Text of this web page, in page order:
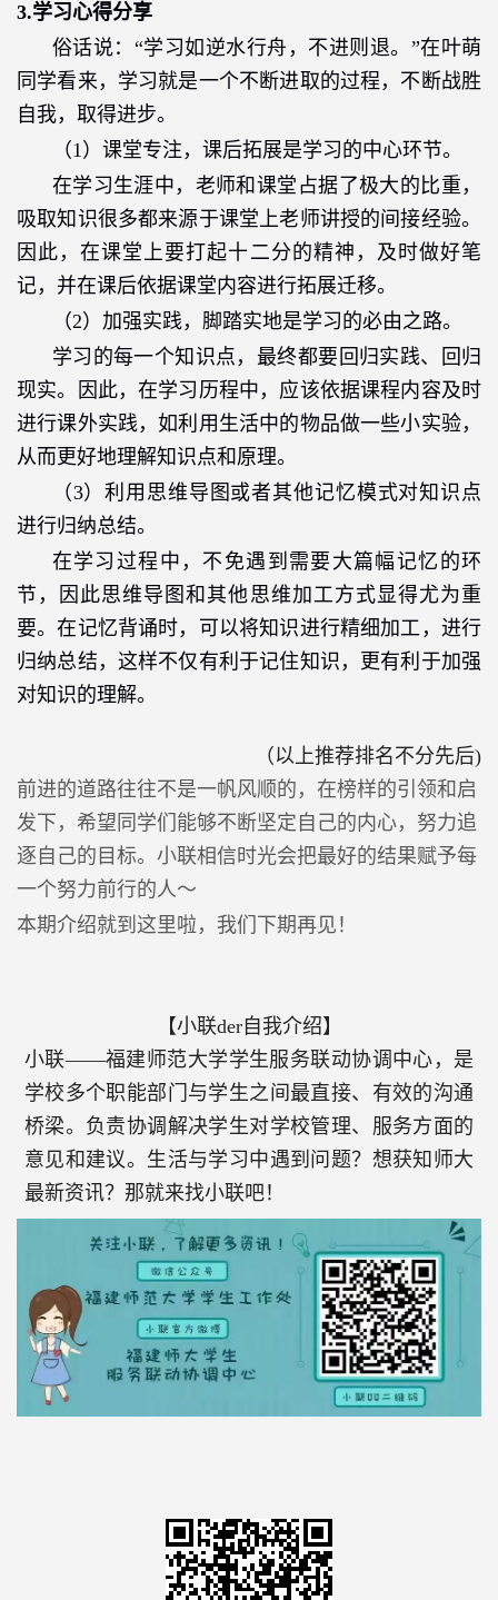
3.学习心得分享
俗话说：“学习如逆水行舟，不进则退。”在叶萌
同学看来，学习就是一个不断进取的过程，不断战胜
自我，取得进步。
（1）课堂专注，课后拓展是学习的中心环节。
在学习生涯中，老师和课堂占据了极大的比重，
吸取知识很多都来源于课堂上老师讲授的间接经验。
因此，在课堂上要打起十二分的精神，及时做好笔
记，并在课后依据课堂内容进行拓展迁移。
（2）加强实践，脚踏实地是学习的必由之路。
学习的每一个知识点，最终都要回归实践、回归
现实。因此，在学习历程中，应该依据课程内容及时
进行课外实践，如利用生活中的物品做一些小实验，
从而更好地理解知识点和原理。
（3）利用思维导图或者其他记忆模式对知识点
进行归纳总结。
在学习过程中，不免遇到需要大篇幅记忆的环
节，因此思维导图和其他思维加工方式显得尤为重
要。在记忆背诵时，可以将知识进行精细加工，进行
归纳总结，这样不仅有利于记住知识，更有利于加强
对知识的理解。
（以上推荐排名不分先后)
前进的道路往往不是一帆风顺的，在榜样的引领和启
发下，希望同学们能够不断坚定自己的内心，努力追
逐自己的目标。小联相信时光会把最好的结果赋予每
一个努力前行的人～
本期介绍就到这里啦，我们下期再见！
【小联der自我介绍】
小联——福建师范大学学生服务联动协调中心，是
学校多个职能部门与学生之间最直接、有效的沟通
桥梁。负责协调解决学生对学校管理、服务方面的
意见和建议。生活与学习中遇到问题？想获知师大
最新资讯？那就来找小联吧！